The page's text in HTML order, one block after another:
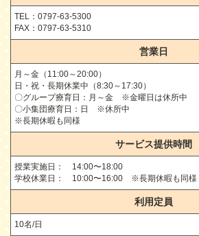
TEL：0797-63-5300
FAX：0797-63-5310
営業日
月～金（11:00～20:00）
日・祝・長期休業中（8:30～17:30）
〇グループ療育日：月～金 ※金曜日は休所中
〇小集団療育日：日 ※休所中
※長期休暇も同様
サービス提供時間
授業実施日： 14:00〜18:00
学校休業日： 10:00〜16:00 ※長期休暇も同様
利用定員
10名/日